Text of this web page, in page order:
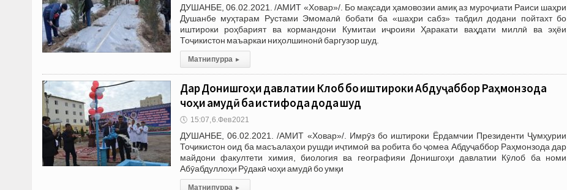
ДУШАНБЕ, 06.02.2021. /АМИТ «Ховар»/. Бо мақсади ҳамовозии амиқ аз муроҷиати Раиси шаҳри
Душанбе муҳтарам Рустами Эмомалӣ бобати ба «шаҳри сабз» табдил додани пойтахт бо
иштироки роҳбарият ва кормандони Кумитаи иҷроияи Ҳаракати ваҳдати миллӣ ва эҳёи
Тоҷикистон маъаркаи ниҳолшинонӣ баргузор шуд.
Матни пурра ▸
Дар Донишгоҳи давлатии Кӯлоб бо иштироки Абдуҷаббор Раҳмонзода
чоҳи амудӣ ба истифода дода шуд
🕔 15:07, 6.Фев 2021
ДУШАНБЕ, 06.02.2021. /АМИТ «Ховар»/. Имрӯз бо иштироки Ёрдамчии Президенти Ҷумҳурии
Тоҷикистон оид ба масъалаҳои рушди иҷтимоӣ ва робита бо ҷомеа Абдуҷаббор Раҳмонзода дар
майдони факултети химия, биология ва географияи Донишгоҳи давлатии Кӯлоб ба номи
Абӯабдуллоҳи Рӯдакӣ чоҳи амудӣ бо умқи
Матни пурра ▸